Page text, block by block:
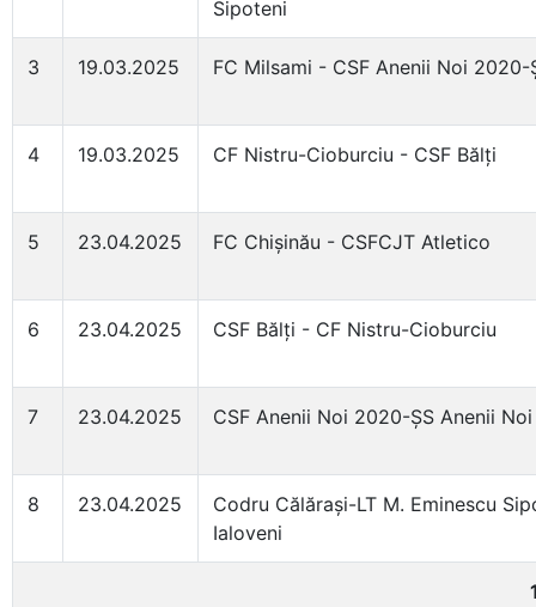
Sipoteni
3 19.03.2025 FC Milsami - CSF Anenii Noi 2020-
4 19.03.2025 CF Nistru-Cioburciu - CSF Bălți
5 23.04.2025 FC Chișinău - CSFCJT Atletico
6 23.04.2025 CSF Bălți - CF Nistru-Cioburciu
7 23.04.2025 CSF Anenii Noi 2020-ȘS Anenii
8 23.04.2025
Codru Călărași-LT M. Eminescu
Ialoveni